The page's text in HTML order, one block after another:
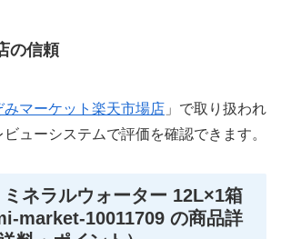
の信頼
みマーケット楽天市場店 」で取り扱われ
ューシステムで評価を確認できます。
ミネラルウォーター 12L×1箱
market-10011709 の商品詳